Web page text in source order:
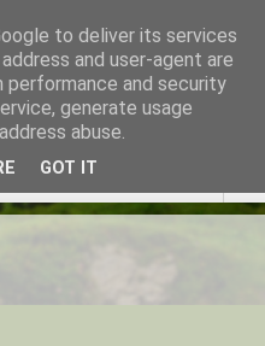
Olga
to deliver its services
and user-agent are
performance and security
generate usage
abuse.
GOT IT